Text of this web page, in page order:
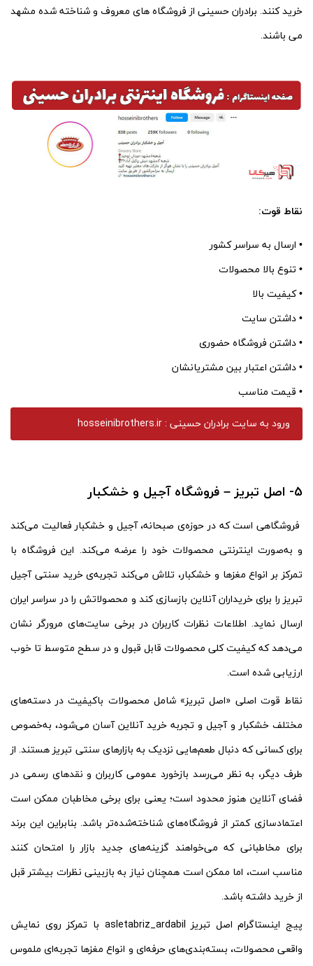
خرید کنند. برادران حسینی از فروشگاه های معروف و شناخته شده مشهد
می باشند.
نقاط قوت:
• ارسال به سراسر کشور
• تنوع بالا محصولات
• کیفیت بالا
• داشتن سایت
• داشتن فروشگاه حضوری
• داشتن اعتبار بین مشتریانشان
• قیمت مناسب
ورود به سایت برادران حسینی : hosseinibrothers.ir
5- اصل تبریز – فروشگاه آجیل و خشکبار
فروشگاهی است که در حوزه‌ی صبحانه، آجیل و خشکبار فعالیت می‌کند
و به‌صورت اینترنتی محصولات خود را عرضه می‌کند. این فروشگاه با
تمرکز بر انواع مغزها و خشکبار، تلاش می‌کند تجربه‌ی خرید سنتی آجیل
تبریز را برای خریداران آنلاین بازسازی کند و محصولاتش را در سراسر ایران
ارسال نماید. اطلاعات نظرات کاربران در برخی سایت‌های مرورگر نشان
می‌دهد که کیفیت کلی محصولات قابل قبول و در سطح متوسط تا خوب
ارزیابی شده است.
نقاط قوت اصلی «اصل تبریز» شامل محصولات باکیفیت در دسته‌های
مختلف خشکبار و آجیل و تجربه خرید آنلاین آسان می‌شود، به‌خصوص
برای کسانی که دنبال طعم‌هایی نزدیک به بازارهای سنتی تبریز هستند. از
طرف دیگر، به نظر می‌رسد بازخورد عمومی کاربران و نقدهای رسمی در
فضای آنلاین هنوز محدود است؛ یعنی برای برخی مخاطبان ممکن است
اعتمادسازی کمتر از فروشگاه‌های شناخته‌شده‌تر باشد. بنابراین این برند
برای مخاطبانی که می‌خواهند گزینه‌های جدید بازار را امتحان کنند
مناسب است، اما ممکن است همچنان نیاز به بازبینی نظرات بیشتر قبل
از خرید داشته باشد.
پیج اینستاگرام اصل تبریز asletabriz_ardabil با تمرکز روی نمایش
واقعی محصولات، بسته‌بندی‌های حرفه‌ای و انواع مغزها تجربه‌ای ملموس